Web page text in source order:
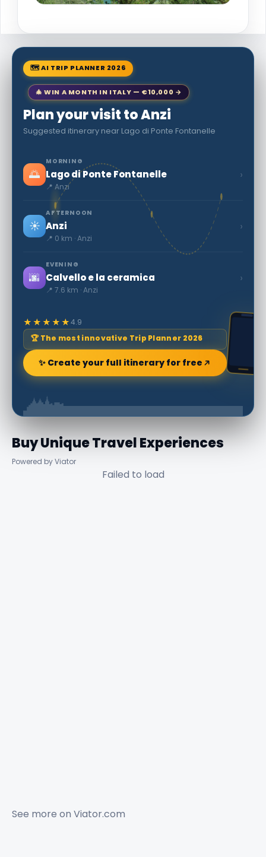
🗺 AI TRIP PLANNER 2026
🎄 WIN A MONTH IN ITALY — €10,000 →
Plan your visit to Anzi
Suggested itinerary near Lago di Ponte Fontanelle
🌅
MORNING
Lago di Ponte Fontanelle
📍 Anzi
›
☀️
AFTERNOON
Anzi
📍 0 km · Anzi
›
🌆
EVENING
Calvello e la ceramica
📍 7.6 km · Anzi
›
★★★★★4.9
🏆 The most innovative Trip Planner 2026
✨ Create your full itinerary for free
Buy Unique Travel Experiences
Powered by Viator
Failed to load
See more on Viator.com